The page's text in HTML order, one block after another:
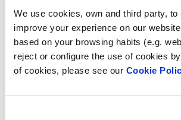
We use cookies, own and third party,
improve your experience on our
based on your browsing habits (e.g.
reject or configure the use of cookies
of cookies, please see our Cookie
Trobi Fluidra
al seu país